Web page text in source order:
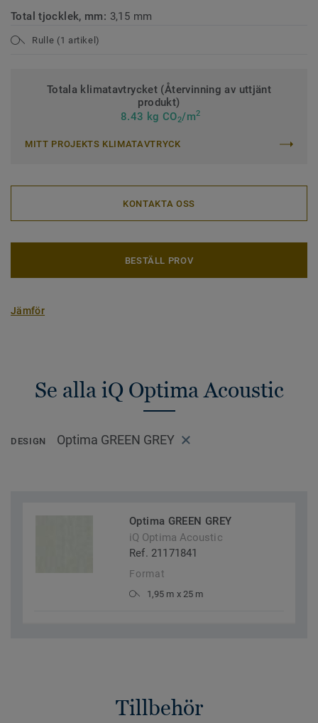
Total tjocklek, mm: 3,15 mm
Rulle (1 artikel)
Totala klimatavtrycket (Återvinning av uttjänt
produkt)
8.43 kg CO2/m2
MITT PROJEKTS KLIMATAVTRYCK
KONTAKTA OSS
BESTÄLL PROV
Jämför
Se alla iQ Optima Acoustic
DESIGN Optima GREEN GREY
Optima GREEN GREY
iQ Optima Acoustic
Ref. 21171841
Format
1,95 m x 25 m
Tillbehör